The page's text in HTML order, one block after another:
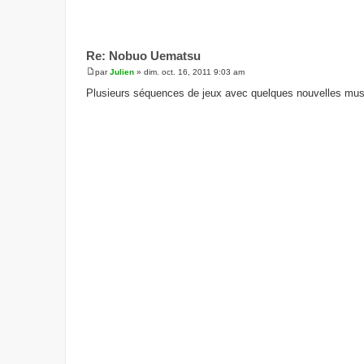
Re: Nobuo Uematsu
M
s
parJulien » dim. oct. 16, 2011 9:03 am
Plusieurs séquences de jeux avec quelques nouvelles